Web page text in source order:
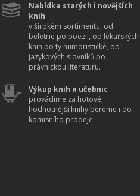
Nabídka starých i novějších
knih
v širokém sortimentu, od
beletrie po poezii, od lékařských
knih po ty humoristické, od
jazykových slovníků po
právnickou literaturu.
Výkup knih a učebnic
provádíme za hotové,
hodnotnější knihy bereme i do
komisního prodeje.